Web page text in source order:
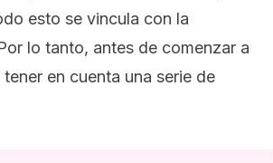
esto se vincula con la
lo tanto, antes de comenzar a
en cuenta una serie de